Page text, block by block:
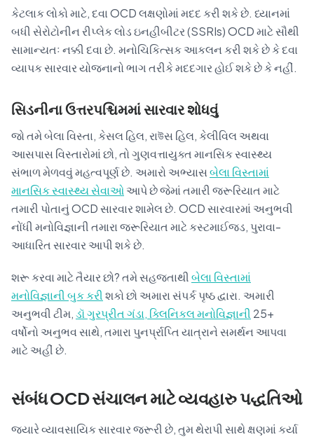
કેટલાક લોકો માટે, દવા OCD લક્ષણોમાં મદદ કરી શકે છે. ધ્યાનમાં
બધી સેરોટોનીન રીપ્લેક લોડ ઇનહીબીટર (SSRIs) OCD માટે સૌથી
સામાન્યતઃ નક્કી દવા છે. મનોચિકિત્સક આકલન કરી શકે છે કે દવા
વ્યાપક સારવાર યોજનાનો ભાગ તરીકે મદદગાર હોઈ શકે છે કે નહીં.
સિડનીના ઉત્તરપશ્ચિમમાં સારવાર શોધવું
જો તમે બેલા વિસ્તા, કેસલ હિલ, રાউસ હિલ, કેલીવિલ અથવા
આસપાસ વિસ્તારોમાં છો, તો ગુણવત્તાયુક્ત માનસિક સ્વાસ્થ્ય
સંભાળ મેળવવું મહત્વપૂર્ણ છે. અમારો અભ્યાસબેલા વિસ્તામાં
માનસિક સ્વાસ્થ્ય સેવાઓઆપે છે જેમાં તમારી જરૂરિયાત માટે
તમારી પોતાનું OCD સારવાર શામેલ છે. OCD સારવારમાં અનુભવી
નોંધી મનોવિજ્ઞાની તમારા જરૂરિયાત માટે કસ્ટમાઈજ્ડ, પુરાવા-
આધારિત સારવાર આપી શકે છે.
શરૂ કરવા માટે તૈયાર છો? તમે સહજતાથીબેલા વિસ્તામાં
મનોવિજ્ઞાની બુક કરીશકો છો અમારા સંપર્ક પૃષ્ઠ દ્વારા. અમારી
અનુભવી ટીમ,ડૉ ગુરપ્રીત ગંડા, ક્લિનિકલ મનોવિજ્ઞાની 25+
વર્ષોનો અનુભવ સાથે, તમારા પુનર્પ્રાપ્તિ યાત્રાને સમર્થન આપવા
માટે અહીં છે.
સંબંધ OCD સંચાલન માટે વ્યવહારુ પદ્ધતિઓ
જ્યારે વ્યાવસાયિક સારવાર જરૂરી છે, તુમ થેરાપી સાથે ક્ષણમાં કર્યા